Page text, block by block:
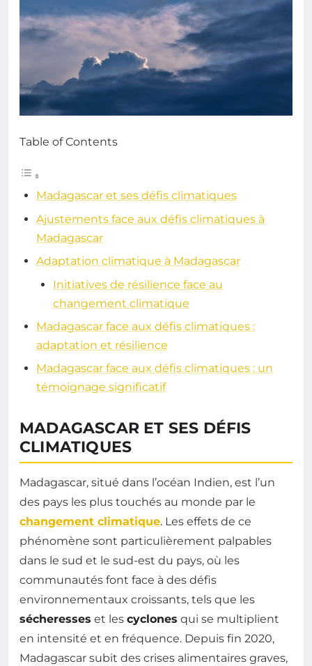
Table of Contents
Madagascar et ses défis climatiques
Ajustements face aux défis climatiques à
Madagascar
Adaptation climatique à Madagascar
Initiatives de résilience face au
changement climatique
Madagascar face aux défis climatiques :
adaptation et résilience
Madagascar face aux défis climatiques : un
témoignage significatif
MADAGASCAR ET SES DÉFIS
CLIMATIQUES
Madagascar, situé dans l’océan Indien, est l’un
des pays les plus touchés au monde par le
changement climatique. Les effets de ce
phénomène sont particulièrement palpables
dans le sud et le sud-est du pays, où les
communautés font face à des défis
environnementaux croissants, tels que les
sécheresses et les cyclones qui se multiplient
en intensité et en fréquence. Depuis fin 2020,
Madagascar subit des crises alimentaires graves,